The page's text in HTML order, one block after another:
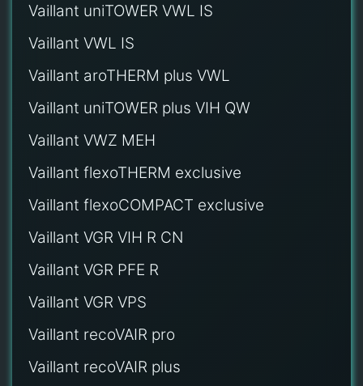
Vaillant uniTOWER VWL IS
Vaillant VWL IS
Vaillant aroTHERM plus VWL
Vaillant uniTOWER plus VIH QW
Vaillant VWZ MEH
Vaillant flexoTHERM exclusive
Vaillant flexoCOMPACT exclusive
Vaillant VGR VIH R CN
Vaillant VGR PFE R
Vaillant VGR VPS
Vaillant recoVAIR pro
Vaillant recoVAIR plus